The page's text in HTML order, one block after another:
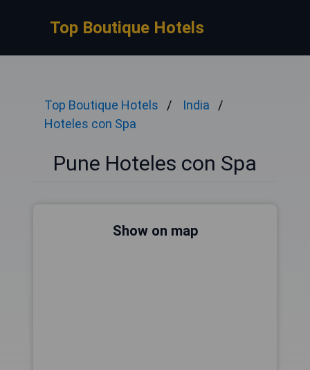
Top Boutique Hotels
Top Boutique Hotels
India
Hoteles con Spa
Pune Hoteles con Spa
Show on map